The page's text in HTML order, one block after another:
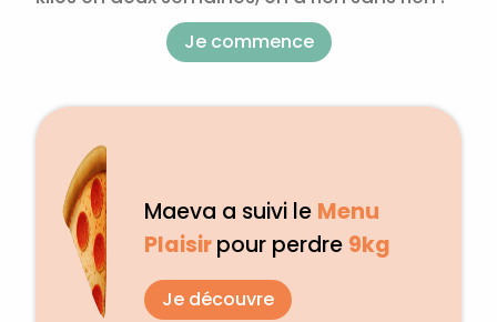
Je commence
Maeva a suivi le Menu
Plaisirpour perdre 9kg
Je découvre